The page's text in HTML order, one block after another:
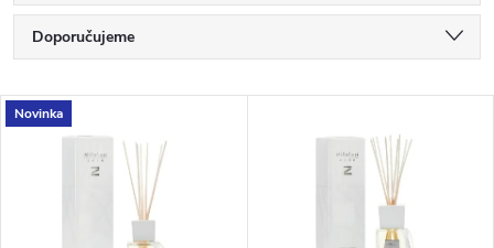
Ř
a
Doporučujeme
Nejdražší
Nejprodávanější
V
Novinka